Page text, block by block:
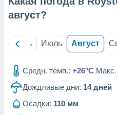
из
данных
август?
Июнь Июль Август
Средн. темп.: +26°C
Дождливые дни: 14дней
Осадки: 110 мм